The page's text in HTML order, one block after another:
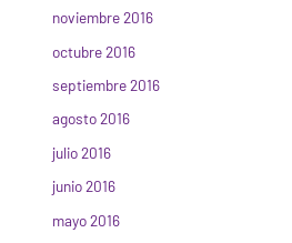
noviembre 2016
octubre 2016
septiembre 2016
agosto 2016
julio 2016
junio 2016
mayo 2016